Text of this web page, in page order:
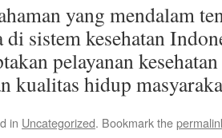
yang mendalam
di sistem kesehatan
pelayanan
kualitas hidup
in Uncategorized. Bookmark the